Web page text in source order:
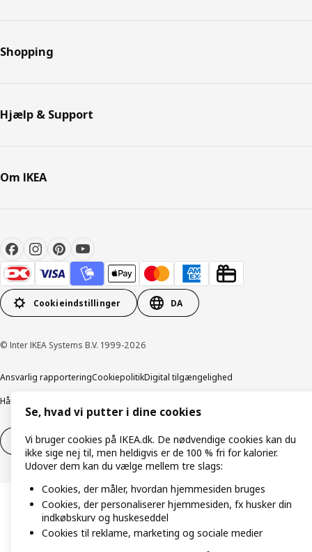
Shopping
Hjælp & Support
Om IKEA
Cookieindstillinger DA
© Inter IKEA Systems B.V. 1999-2026
Ansvarlig rapporteringCookiepolitikDigital tilgængelighed
Håndtering af persondata
Fortryd dit køb Fortryd dit køb af service
Se, hvad vi putter i dine cookies
Vi bruger cookies på IKEA.dk. De nødvendige cookies kan du
ikke sige nej til, men heldigvis er de 100 % fri for kalorier.
Udover dem kan du vælge mellem tre slags:
Cookies, der måler, hvordan hjemmesiden bruges
Cookies, der personaliserer hjemmesiden, fx husker din
indkøbskurv og huskeseddel
Cookies til reklame, marketing og sociale medier